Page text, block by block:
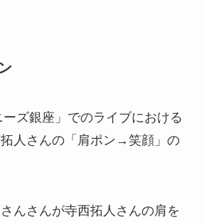
ズ銀座」でのライブにおける
人さんの「肩ポン→笑顔」の
んさんが寺西拓人さんの肩を